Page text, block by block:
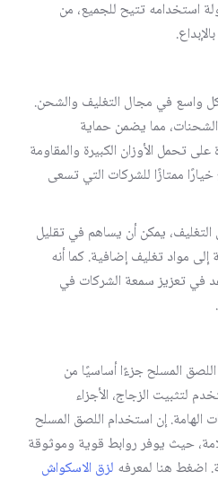
استخدامه تتيح للجميع، من
واسع في مجال التغليف والشحن.
مما يضمن حماية
على تحمل الأوزان الكبيرة والمقاومة
ممتازًا للشركات التي تسعى
يمكن أن يساهم في تقليل
مواد تغليف إضافية. كما أنه
في تعزيز سمعة الشركات في
المسلح جزءًا أساسيًا من
لتثبيت الزجاج، الأجزاء
الهامة. إن استخدام اللصق المسلح
حيث يوفر روابط قوية وموثوقة
اضغط هنا لمعرفه لزق الاسكواش